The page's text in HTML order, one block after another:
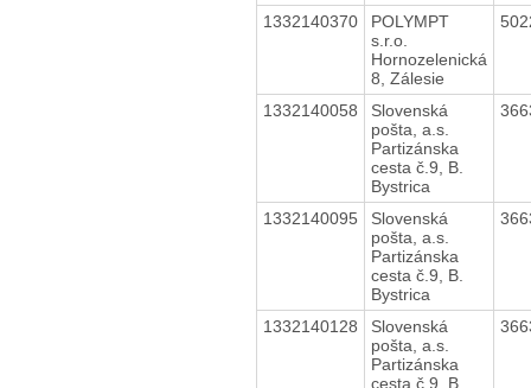
1332140370
POLYMPT
s.r.o.
Hornozelenická
8, Zálesie
1332140058
Slovenská
pošta, a.s.
Partizánska
cesta č.9, B.
Bystrica
1332140095
Slovenská
pošta, a.s.
Partizánska
cesta č.9, B.
Bystrica
1332140128
Slovenská
pošta, a.s.
Partizánska
cesta č.9, B.